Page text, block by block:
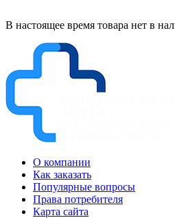
В настоящее время товара нет в
О компании
Как заказать
Популярные вопросы
Права потребителя
Карта сайта